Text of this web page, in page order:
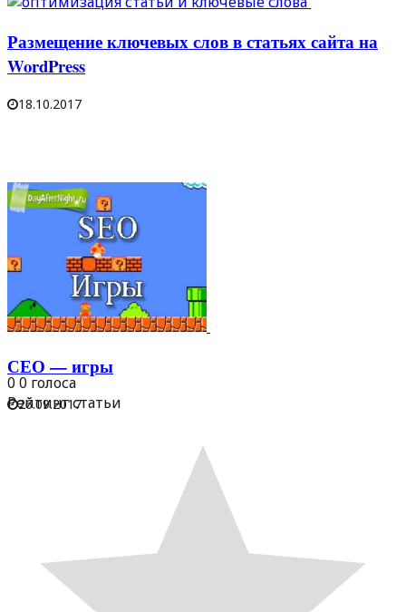
Размещение ключевых слов в статьях сайта на
WordPress
18.10.2017
СЕО — игры
26.09.2017
00 голоса
Рейтинг статьи